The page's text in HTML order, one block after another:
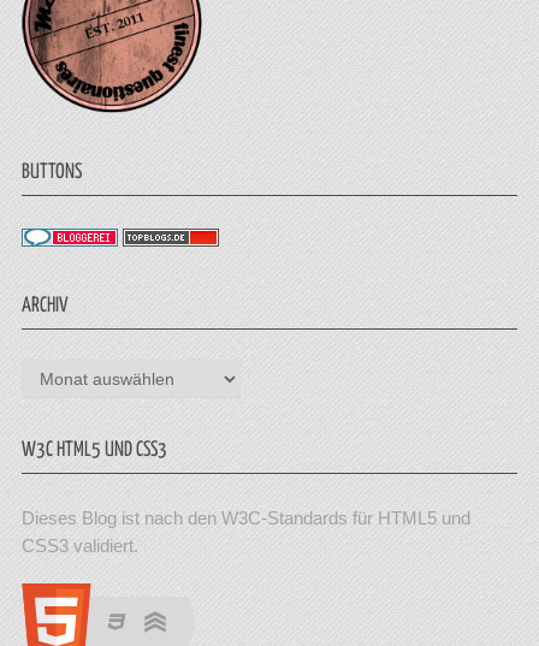
BUTTONS
ARCHIV
Archiv
W3C HTML5 UND CSS3
Dieses Blog ist nach den W3C-Standards für HTML5 und
CSS3 validiert.